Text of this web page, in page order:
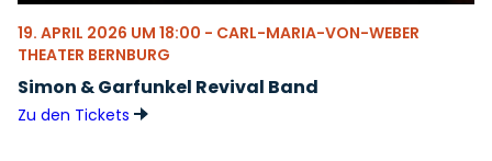
19. APRIL 2026 UM 18:00 - CARL-MARIA-VON-WEBER
THEATER BERNBURG
Simon & Garfunkel Revival Band
Zu den Tickets